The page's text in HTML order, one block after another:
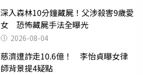
深入森林10分鐘藏屍！父涉殺害9歲愛
女 恐怖藏屍手法全曝光
2026-08-04
慈濟遭詐走10.6億！ 李怡貞曝女律
師背景提4疑點